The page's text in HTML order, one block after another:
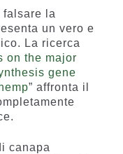
la
un vero e
La ricerca
on the major
gene
” affronta il
canapa